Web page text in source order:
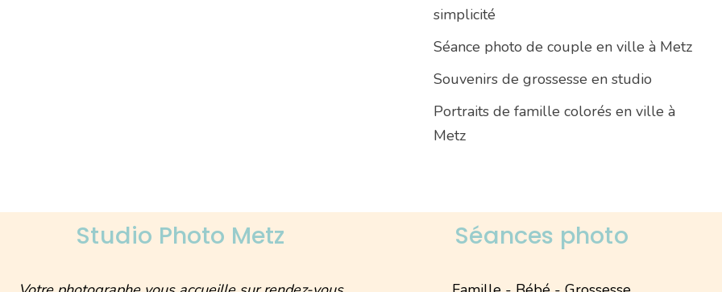
simplicité
Séance photo de couple en ville à Metz
Souvenirs de grossesse en studio
Portraits de famille colorés en ville à
Metz
Studio Photo Metz Séances photo